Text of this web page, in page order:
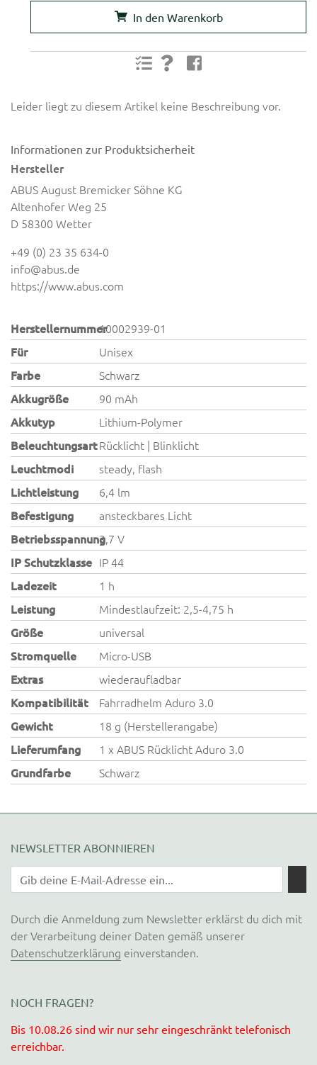
In den Warenkorb
Leider liegt zu diesem Artikel keine Beschreibung vor.
Informationen zur Produktsicherheit
Hersteller
ABUS August Bremicker Söhne KG
Altenhofer Weg 25
D 58300 Wetter
+49 (0) 23 35 634-0
info@abus.de
https://www.abus.com
Herstellernummer10002939-01
Für
Unisex
Farbe
Schwarz
Akkugröße
90 mAh
Akkutyp
Lithium-Polymer
BeleuchtungsartRücklicht | Blinklicht
Leuchtmodi
steady, flash
Lichtleistung
6,4 lm
Befestigung
ansteckbares Licht
Betriebsspannung3,7 V
IP Schutzklasse IP 44
Ladezeit
1 h
Leistung
Mindestlaufzeit: 2,5-4,75 h
Größe
universal
Stromquelle
Micro-USB
Extras
wiederaufladbar
Kompatibilität
Fahrradhelm Aduro 3.0
Gewicht
18 g (Herstellerangabe)
Lieferumfang
1 x ABUS Rücklicht Aduro 3.0
Grundfarbe
Schwarz
NEWSLETTER ABONNIEREN
Durch die Anmeldung zum Newsletter erklärst du dich mit
der Verarbeitung deiner Daten gemäß unserer
Datenschutzerklärung einverstanden.
NOCH FRAGEN?
Bis 10.08.26 sind wir nur sehr eingeschränkt telefonisch
erreichbar.